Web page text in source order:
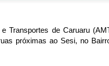
Transportes de Caruaru
próximas ao Sesi, no